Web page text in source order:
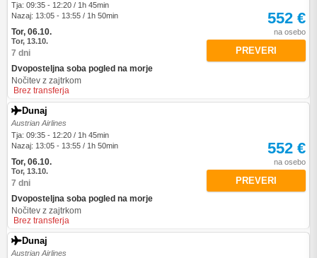
Tja: 09:35 - 12:20 / 1h 45min
Nazaj: 13:05 - 13:55 / 1h 50min
Tor, 06.10.
Tor, 13.10.
7 dni
Dvoposteljna soba pogled na morje
Nočitev z zajtrkom
Brez transferja
552 €
na osebo
PREVERI
Dunaj
Austrian Airlines
Tja: 09:35 - 12:20 / 1h 45min
Nazaj: 13:05 - 13:55 / 1h 50min
Tor, 06.10.
Tor, 13.10.
7 dni
Dvoposteljna soba pogled na morje
Nočitev z zajtrkom
Brez transferja
552 €
na osebo
PREVERI
Dunaj
Austrian Airlines